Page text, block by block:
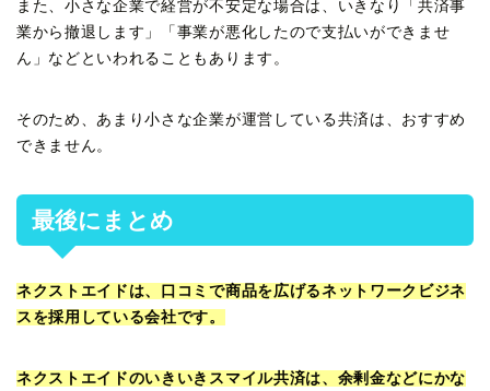
また、小さな企業で経営が不安定な場合は、いきなり「共済事
業から撤退します」「事業が悪化したので支払いができませ
ん」などといわれることもあります。
そのため、あまり小さな企業が運営している共済は、おすすめ
できません。
最後にまとめ
ネクストエイドは、口コミで商品を広げるネットワークビジネ
スを採用している会社です。
ネクストエイドのいきいきスマイル共済は、余剰金などにかな